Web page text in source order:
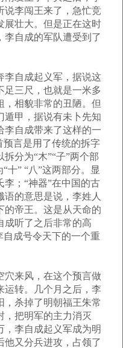
说李闯王来了，急忙竞
展壮大。但是正在这时
李自成的军队遭受到了
李自成起义军，据说这
足三尺，也就是一米多
，相貌非常的丑陋。但
遁甲，据说有未卜先知
李自成带来了这样的一
预言是用了传统的拆字
分为“木”“子”两个部
十” “八”这两部分。显
；“神器”在中国的古
的意思是说，李姓人
的帝王。这是从天命的
成听了之后非常的高
自成号令天下的一个重
穴来风，在这个预言做
运转。几个月之后，李
，杀掉了明朝福王朱常
，把明军的主力消灭
，李自成起义军成为明
他又分兵进攻，占领了